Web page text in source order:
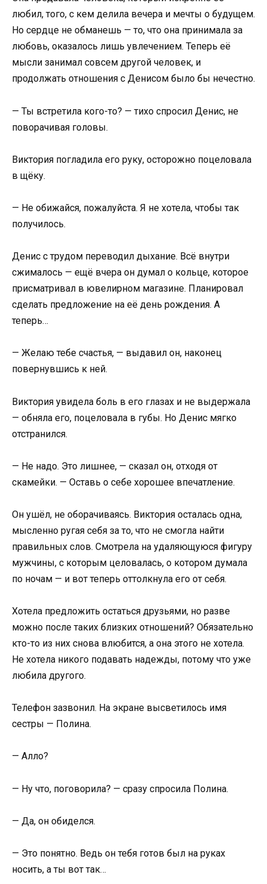
любил, того, с кем делила вечера и мечты о будущем.
Но сердце не обманешь — то, что она принимала за
любовь, оказалось лишь увлечением. Теперь её
мысли занимал совсем другой человек, и
продолжать отношения с Денисом было бы нечестно.
— Ты встретила кого-то? — тихо спросил Денис, не
поворачивая головы.
Виктория погладила его руку, осторожно поцеловала
в щёку.
— Не обижайся, пожалуйста. Я не хотела, чтобы так
получилось.
Денис с трудом переводил дыхание. Всё внутри
сжималось — ещё вчера он думал о кольце, которое
присматривал в ювелирном магазине. Планировал
сделать предложение на её день рождения. А
теперь…
— Желаю тебе счастья, — выдавил он, наконец
повернувшись к ней.
Виктория увидела боль в его глазах и не выдержала
— обняла его, поцеловала в губы. Но Денис мягко
отстранился.
— Не надо. Это лишнее, — сказал он, отходя от
скамейки. — Оставь о себе хорошее впечатление.
Он ушёл, не оборачиваясь. Виктория осталась одна,
мысленно ругая себя за то, что не смогла найти
правильных слов. Смотрела на удаляющуюся фигуру
мужчины, с которым целовалась, о котором думала
по ночам — и вот теперь оттолкнула его от себя.
Хотела предложить остаться друзьями, но разве
можно после таких близких отношений? Обязательно
кто-то из них снова влюбится, а она этого не хотела.
Не хотела никого подавать надежды, потому что уже
любила другого.
Телефон зазвонил. На экране высветилось имя
сестры — Полина.
— Алло?
— Ну что, поговорила? — сразу спросила Полина.
— Да, он обиделся.
— Это понятно. Ведь он тебя готов был на руках
носить, а ты вот так…